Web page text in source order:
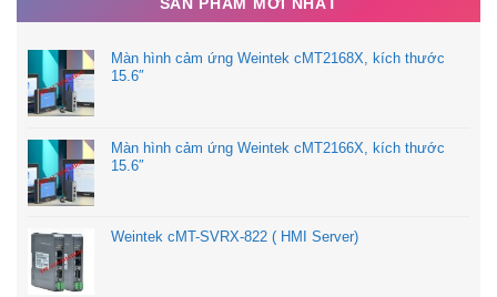
Màn hình cảm ứng Weintek cMT2168X, kích thước
15.6″
Màn hình cảm ứng Weintek cMT2166X, kích thước
15.6″
Weintek cMT-SVRX-822 ( HMI Server)